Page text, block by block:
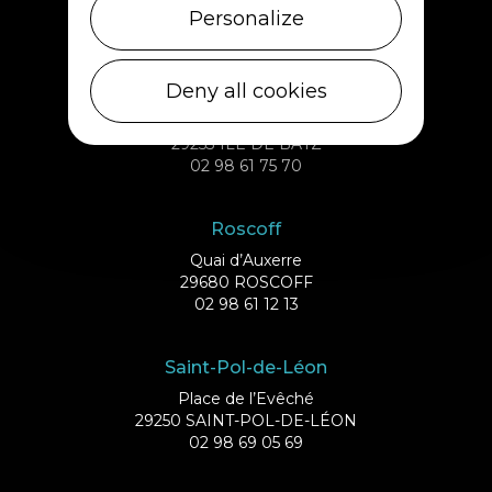
02 98 69 43 01
Ile de Batz
Débarcadère
29253 ILE DE BATZ
02 98 61 75 70
Roscoff
Quai d’Auxerre
29680 ROSCOFF
02 98 61 12 13
Saint-Pol-de-Léon
Place de l’Evêché
29250 SAINT-POL-DE-LÉON
02 98 69 05 69
Personalize
Deny all cookies